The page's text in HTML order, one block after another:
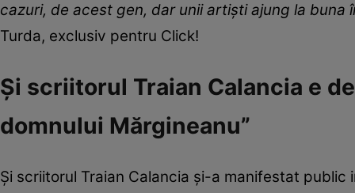
cazuri, de acest gen, dar unii artiști ajung la buna
Turda, exclusiv pentru Click!
Și scriitorul Traian Calancia e
domnului Mărgineanu”
Și scriitorul Traian Calancia și-a manifestat